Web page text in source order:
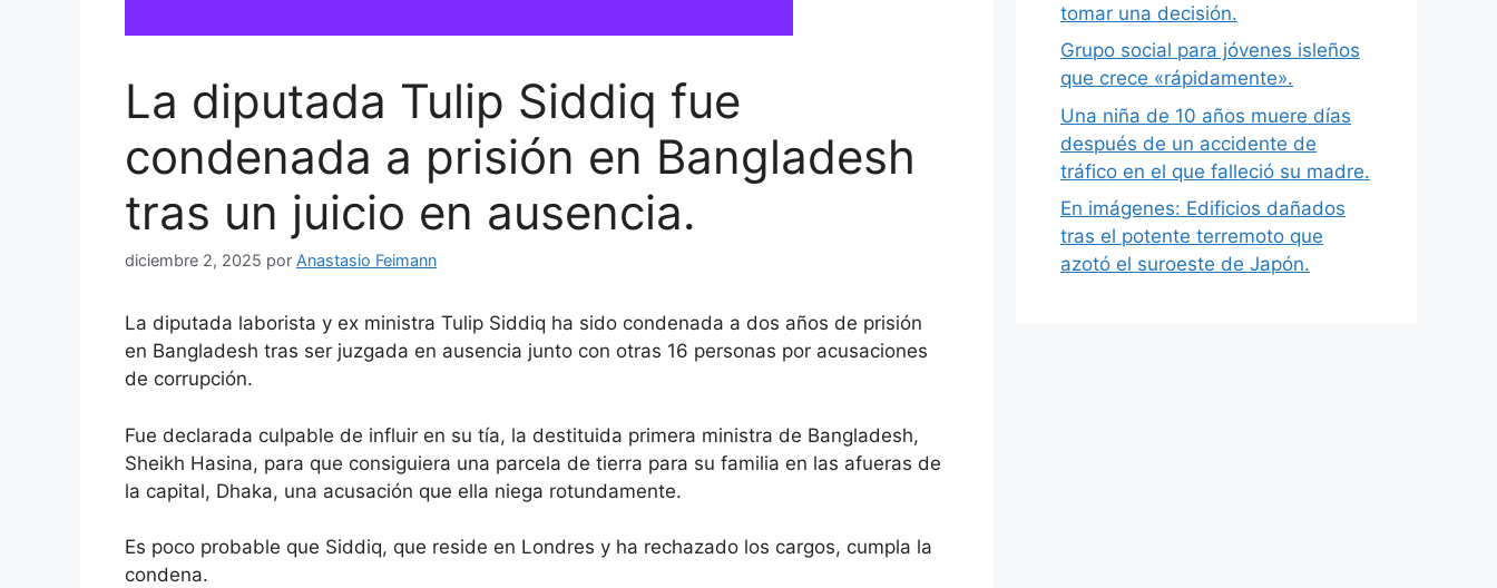
La diputada Tulip Siddiq fue
condenada a prisión en Bangladesh
tras un juicio en ausencia.
diciembre 2, 2025 por Anastasio Feimann
La diputada laborista y ex ministra Tulip Siddiq ha sido condenada a dos años de prisión
en Bangladesh tras ser juzgada en ausencia junto con otras 16 personas por acusaciones
de corrupción.
Fue declarada culpable de influir en su tía, la destituida primera ministra de Bangladesh,
Sheikh Hasina, para que consiguiera una parcela de tierra para su familia en las afueras de
la capital, Dhaka, una acusación que ella niega rotundamente.
Es poco probable que Siddiq, que reside en Londres y ha rechazado los cargos, cumpla la
condena.
tomar una decisión.
Grupo social para jóvenes isleños
que crece «rápidamente».
Una niña de 10 años muere días
después de un accidente de
tráfico en el que falleció su madre.
En imágenes: Edificios dañados
tras el potente terremoto que
azotó el suroeste de Japón.